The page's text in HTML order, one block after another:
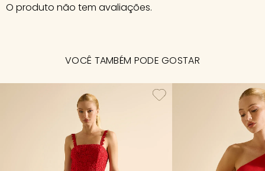
O produto não tem avaliações.
VOCÊ TAMBÉM PODE GOSTAR